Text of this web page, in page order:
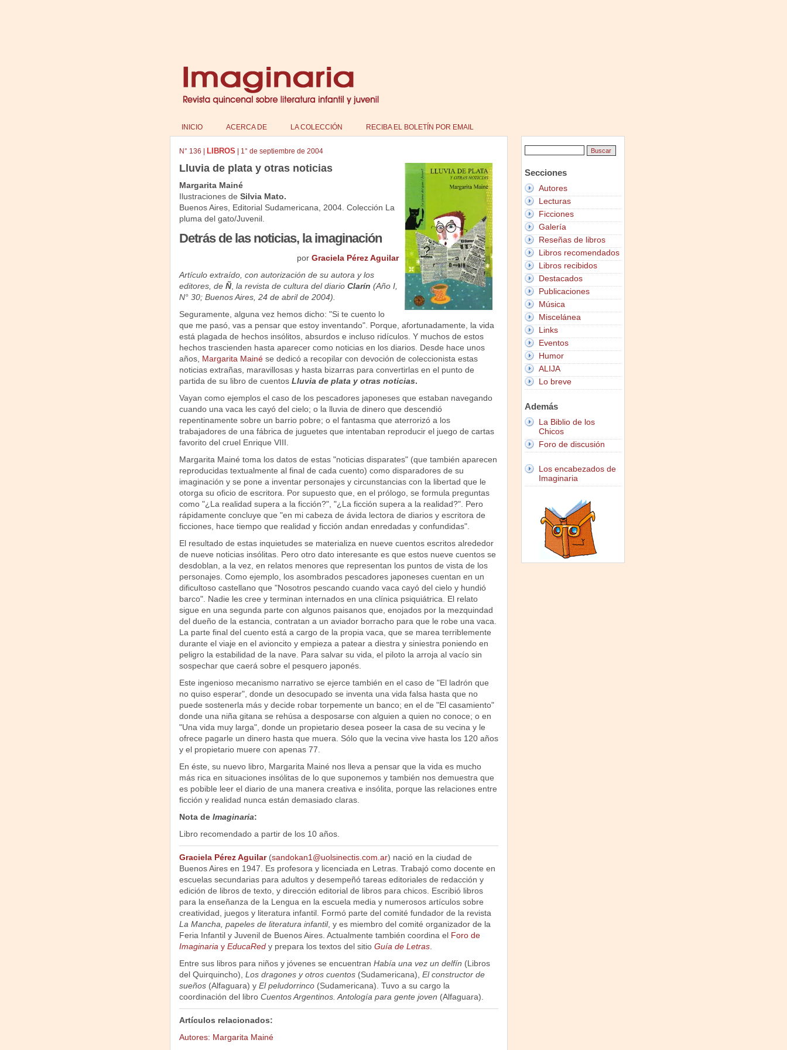
INICIO ACERCA DE LA COLECCIÓN RECIBA EL BOLETÍN POR EMAIL
N° 136 LIBROS 1° de septiembre de 2004
Lluvia de plata y otras noticias
Margarita Mainé
Ilustraciones de Silvia Mato.
Buenos Aires, Editorial Sudamericana, 2004. Colección La
pluma del gato/Juvenil.
Detrás de las noticias, la imaginación
por Graciela Pérez Aguilar
Artículo extraído, con autorización de su autora y los
editores, de Ñ, la revista de cultura del diario Clarín (Año I,
N° 30; Buenos Aires, 24 de abril de 2004).
Seguramente, alguna vez hemos dicho: "Si te cuento lo
que me pasó, vas a pensar que estoy inventando". Porque, afortunadamente, la vida
está plagada de hechos insólitos, absurdos e incluso ridículos. Y muchos de estos
hechos trascienden hasta aparecer como noticias en los diarios. Desde hace unos
años, Margarita Mainé se dedicó a recopilar con devoción de coleccionista estas
noticias extrañas, maravillosas y hasta bizarras para convertirlas en el punto de
partida de su libro de cuentos Lluvia de plata y otras noticias.
Vayan como ejemplos el caso de los pescadores japoneses que estaban navegando
cuando una vaca les cayó del cielo; o la lluvia de dinero que descendió
repentinamente sobre un barrio pobre; o el fantasma que aterrorizó a los
trabajadores de una fábrica de juguetes que intentaban reproducir el juego de cartas
favorito del cruel Enrique VIII.
Margarita Mainé toma los datos de estas "noticias disparates" (que también aparecen
reproducidas textualmente al final de cada cuento) como disparadores de su
imaginación y se pone a inventar personajes y circunstancias con la libertad que le
otorga su oficio de escritora. Por supuesto que, en el prólogo, se formula preguntas
como "¿La realidad supera a la ficción?", "¿La ficción supera a la realidad?". Pero
rápidamente concluye que "en mi cabeza de ávida lectora de diarios y escritora de
ficciones, hace tiempo que realidad y ficción andan enredadas y confundidas".
El resultado de estas inquietudes se materializa en nueve cuentos escritos alrededor
de nueve noticias insólitas. Pero otro dato interesante es que estos nueve cuentos se
desdoblan, a la vez, en relatos menores que representan los puntos de vista de los
personajes. Como ejemplo, los asombrados pescadores japoneses cuentan en un
dificultoso castellano que "Nosotros pescando cuando vaca cayó del cielo y hundió
barco". Nadie les cree y terminan internados en una clínica psiquiátrica. El relato
sigue en una segunda parte con algunos paisanos que, enojados por la mezquindad
del dueño de la estancia, contratan a un aviador borracho para que le robe una vaca.
La parte final del cuento está a cargo de la propia vaca, que se marea terriblemente
durante el viaje en el avioncito y empieza a patear a diestra y siniestra poniendo en
peligro la estabilidad de la nave. Para salvar su vida, el piloto la arroja al vacío sin
sospechar que caerá sobre el pesquero japonés.
Este ingenioso mecanismo narrativo se ejerce también en el caso de "El ladrón que
no quiso esperar", donde un desocupado se inventa una vida falsa hasta que no
puede sostenerla más y decide robar torpemente un banco; en el de "El casamiento"
donde una niña gitana se rehúsa a desposarse con alguien a quien no conoce; o en
"Una vida muy larga", donde un propietario desea poseer la casa de su vecina y le
ofrece pagarle un dinero hasta que muera. Sólo que la vecina vive hasta los 120 años
y el propietario muere con apenas 77.
En éste, su nuevo libro, Margarita Mainé nos lleva a pensar que la vida es mucho
más rica en situaciones insólitas de lo que suponemos y también nos demuestra que
es pobible leer el diario de una manera creativa e insólita, porque las relaciones entre
ficción y realidad nunca están demasiado claras.
Nota de Imaginaria:
Libro recomendado a partir de los 10 años.
Graciela Pérez Aguilar (sandokan1@uolsinectis.com.ar) nació en la ciudad de
Buenos Aires en 1947. Es profesora y licenciada en Letras. Trabajó como docente en
escuelas secundarias para adultos y desempeñó tareas editoriales de redacción y
edición de libros de texto, y dirección editorial de libros para chicos. Escribió libros
para la enseñanza de la Lengua en la escuela media y numerosos artículos sobre
creatividad, juegos y literatura infantil. Formó parte del comité fundador de la revista
La Mancha, papeles de literatura infantil, y es miembro del comité organizador de la
Feria Infantil y Juvenil de Buenos Aires. Actualmente también coordina el Foro de
Imaginaria y EducaRed y prepara los textos del sitio Guía de Letras.
Entre sus libros para niños y jóvenes se encuentran Había una vez un delfín (Libros
del Quirquincho), Los dragones y otros cuentos(Sudamericana), El constructor de
sueños (Alfaguara) y El peludorrinco(Sudamericana). Tuvo a su cargo la
coordinación del libro Cuentos Argentinos. Antología para gente joven (Alfaguara).
Artículos relacionados:
Autores: Margarita Mainé
Secciones
Autores
Lecturas
Ficciones
Galería
Reseñas de libros
Libros recomendados
Libros recibidos
Destacados
Publicaciones
Música
Miscelánea
Links
Eventos
Humor
ALIJA
Lo breve
Además
La Biblio de los
Chicos
Foro de discusión
Los encabezados de
Imaginaria